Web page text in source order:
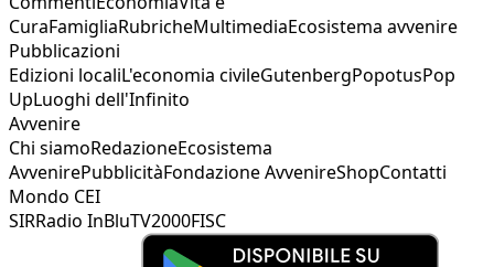
CuraFamigliaRubricheMultimediaEcosistema avvenire
Pubblicazioni
Edizioni localiL'economia civileGutenbergPopotusPop
UpLuoghi dell'Infinito
Avvenire
Chi siamoRedazioneEcosistema
AvvenirePubblicitàFondazione AvvenireShopContatti
Mondo CEI
SIRRadio InBluTV2000FISC